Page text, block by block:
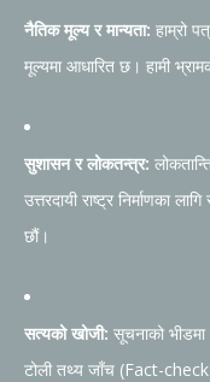
नैतिक मूल्य र मान्यता: हाम्रो
मूल्यमा आधारित छ। हामी
सुशासन र लोकतन्त्र:
उत्तरदायी राष्ट्र निर्माणका
छौं।
सत्यको खोजी: सूचनाको
टोली तथ्य जाँच (Fact-check)